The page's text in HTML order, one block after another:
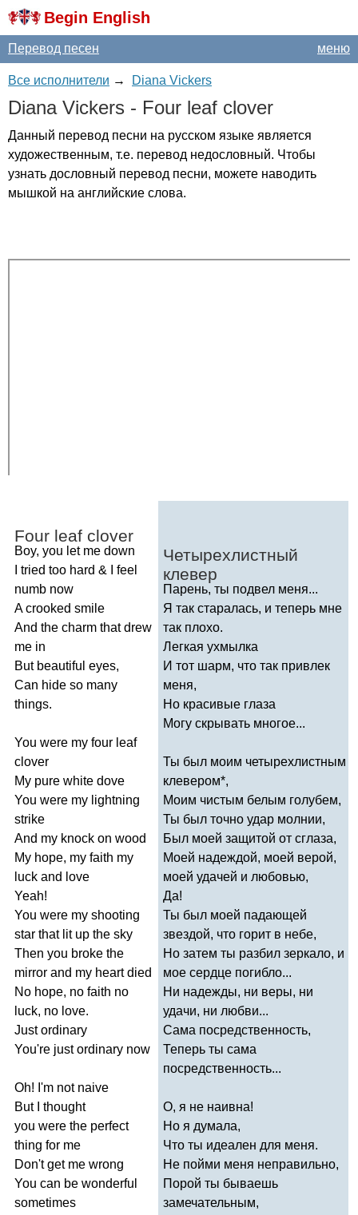
Begin English
меню
Перевод песен
Все исполнители → Diana Vickers
Diana Vickers - Four leaf clover
Данный перевод песни на русском языке является
художественным, т.е. перевод недословный. Чтобы
узнать дословный перевод песни, можете наводить
мышкой на английские слова.
Four leaf clover
Boy, you let me down
tried too hard &
feel
numb now
A crooked smile
And the charm that drew
me in
But beautiful eyes,
Can hide so many
things.
You were my four leaf
clover
My pure white dove
You were my lightning
strike
And my knock on wood
My hope, my faith my
luck and love
Yeah!
You were my shooting
star that lit up the sky
Then you broke the
mirror and my heart died
No hope, no faith no
luck, no love.
Just ordinary
You're just ordinary now
Oh! I'm not naive
But
thought
you were the perfect
thing for me
Don't get me wrong
You can be wonderful
sometimes
Четырехлистный
клевер
Парень, ты подвел меня...
Я так старалась, и теперь мне
так плохо.
Легкая ухмылка
И тот шарм, что так привлек
меня,
Но красивые глаза
Могу скрывать многое...
Ты был моим четырехлистным
клевером*,
Моим чистым белым голубем,
Ты был точно удар молнии,
Был моей защитой от сглаза,
Моей надеждой, моей верой,
моей удачей и любовью,
Да!
Ты был моей падающей
звездой, что горит в небе,
Но затем ты разбил зеркало, и
мое сердце погибло...
Ни надежды, ни веры, ни
удачи, ни любви...
Сама посредственность,
Теперь ты сама
посредственность...
О, я не наивна!
Но я думала,
Что ты идеален для меня.
Не пойми меня неправильно,
Порой ты бываешь
замечательным,